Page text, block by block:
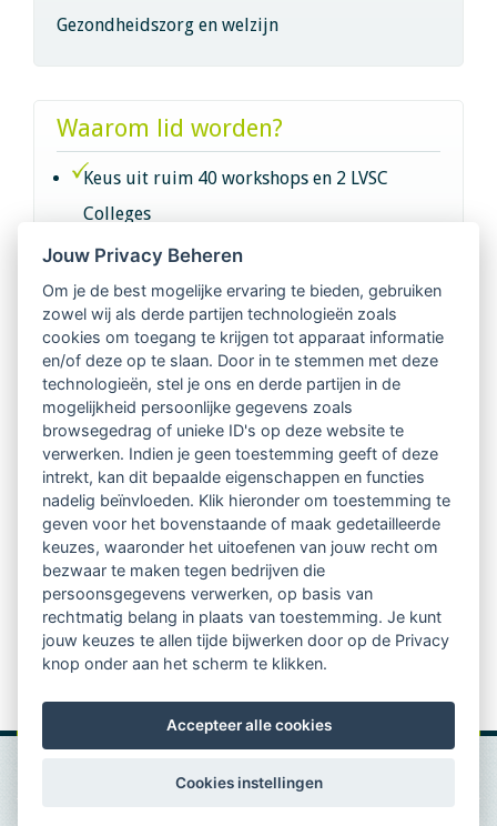
Gezondheidszorg en welzijn
Waarom lid worden?
Keus uit ruim 40 workshops en 2 LVSC
Colleges
Intervisie met geregistreerde vakgenoten
Netwerk van 2100 professionals in 14
regio's
Vindbaar voor opdrachtgevers
Tijdschrift voor
Begeleidingskunde & kennisbank
Beroepsregistratie (LVSC keurmerk)
Lid worden van LVSC
Jouw Privacy Beheren
Om je de best mogelijke ervaring te bieden, gebruiken
zowel wij als derde partijen technologieën zoals
cookies om toegang te krijgen tot apparaat informatie
en/of deze op te slaan. Door in te stemmen met deze
technologieën, stel je ons en derde partijen in de
mogelijkheid persoonlijke gegevens zoals
browsegedrag of unieke ID's op deze website te
verwerken. Indien je geen toestemming geeft of deze
intrekt, kan dit bepaalde eigenschappen en functies
nadelig beïnvloeden. Klik hieronder om toestemming te
geven voor het bovenstaande of maak gedetailleerde
keuzes, waaronder het uitoefenen van jouw recht om
bezwaar te maken tegen bedrijven die
persoonsgegevens verwerken, op basis van
rechtmatig belang in plaats van toestemming. Je kunt
jouw keuzes te allen tijde bijwerken door op de Privacy
knop onder aan het scherm te klikken.
Accepteer alle cookies
Cookies instellingen